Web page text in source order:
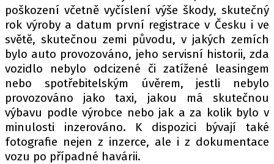
poškození včetně vyčíslení výše škody, skutečný
rok výroby a datum první registrace v Česku i ve
světě, skutečnou zemi původu, v jakých zemích
bylo auto provozováno, jeho servisní historii, zda
vozidlo nebylo odcizené či zatížené leasingem
nebo spotřebitelským úvěrem, jestli nebylo
provozováno jako taxi, jakou má skutečnou
výbavu podle výrobce nebo jak a za kolik bylo v
minulosti inzerováno. K dispozici bývají také
fotografie nejen z inzerce, ale i z dokumentace
vozu po případné havárii.